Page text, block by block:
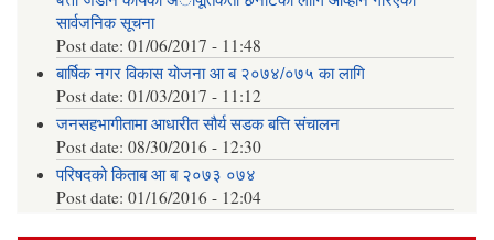
सार्वजनिक सूचना
Post date:01/06/2017 - 11:48
बार्षिक नगर विकास योजना आ‍ ब २०७४/०७५ का लागि
Post date:01/03/2017 - 11:12
जनसहभागीतामा आधारीत सौर्य सडक बत्ति संचालन
Post date:08/30/2016 - 12:30
परिषदको किताब आ ब २०७३ ०७४
Post date:01/16/2016 - 12:04